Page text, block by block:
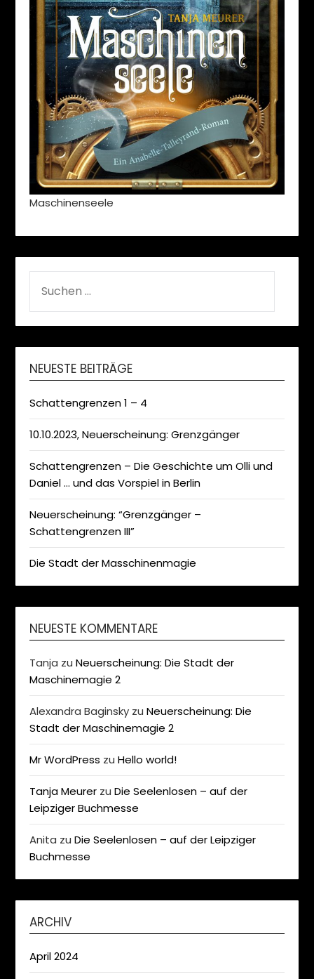
Maschinenseele
NACH:
NEUESTE BEITRÄGE
Schattengrenzen 1 – 4
10.10.2023, Neuerscheinung: Grenzgänger
Schattengrenzen – Die Geschichte um Olli und
Daniel … und das Vorspiel in Berlin
Neuerscheinung: “Grenzgänger –
Schattengrenzen III”
Die Stadt der Masschinenmagie
NEUESTE KOMMENTARE
Tanja zuNeuerscheinung: Die Stadt der
Maschinemagie 2
Alexandra Baginsky zuNeuerscheinung: Die
Stadt der Maschinemagie 2
Mr WordPress zuHello world!
Tanja Meurer zuDie Seelenlosen – auf der
Leipziger Buchmesse
Anita zuDie Seelenlosen – auf der Leipziger
Buchmesse
ARCHIV
April 2024